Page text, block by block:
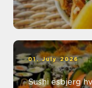
01. July 2026
Sushi esbjerg hvor finder du den bedste